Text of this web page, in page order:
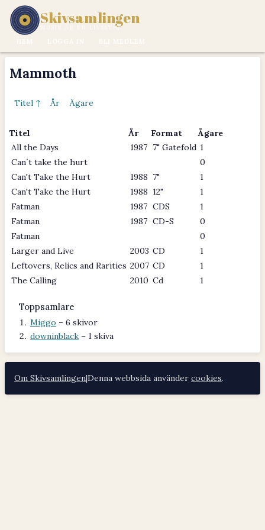
Skivsamlingen
MUSIK ÄR EN LIVSSTIL.
Mammoth
Titel ↑ År Ägare
Titel År Format
Ägare
All the Days
1987 7" Gatefold 1
Can´t take the hurt
0
Can't Take the Hurt
1988 7"
1
Can't Take the Hurt
1988 12"
1
Fatman
1987 CDS
1
Fatman
1987 CD-S
0
Fatman
0
Larger and Live
2003 CD
1
Leftovers, Relics and Rarities 2007 CD
1
The Calling
2010 Cd 1
Toppsamlare
Miggo – 6 skivor
downinblack – 1 skiva
Om Skivsamlingen|Denna webbsida använder cookies.